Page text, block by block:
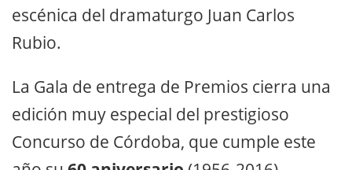
escénica del dramaturgo Juan Carlos
Rubio.
La Gala de entrega de Premios cierra una
edición muy especial del prestigioso
Concurso de Córdoba, que cumple este